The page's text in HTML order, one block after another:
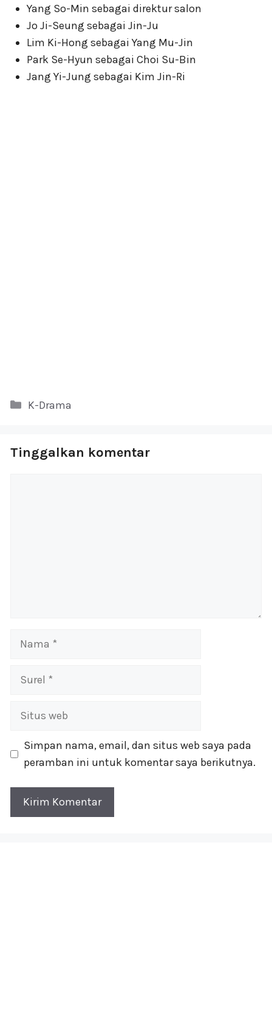
Yang So-Min sebagai direktur salon
Jo Ji-Seung sebagai Jin-Ju
Lim Ki-Hong sebagai Yang Mu-Jin
Park Se-Hyun sebagai Choi Su-Bin
Jang Yi-Jung sebagai Kim Jin-Ri
Kategori
K-Drama
Tinggalkan komentar
Nama
Surel
Situs
Simpan nama, email, dan situs web saya pada
peramban ini untuk komentar saya berikutnya.